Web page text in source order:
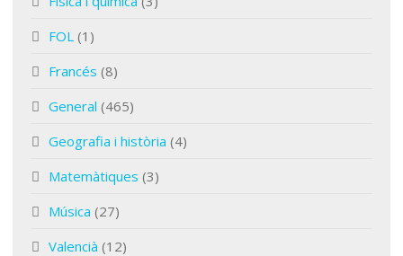
FOL (1)
Francés (8)
General (465)
Geografia i història (4)
Matemàtiques (3)
Música (27)
Valencià (12)